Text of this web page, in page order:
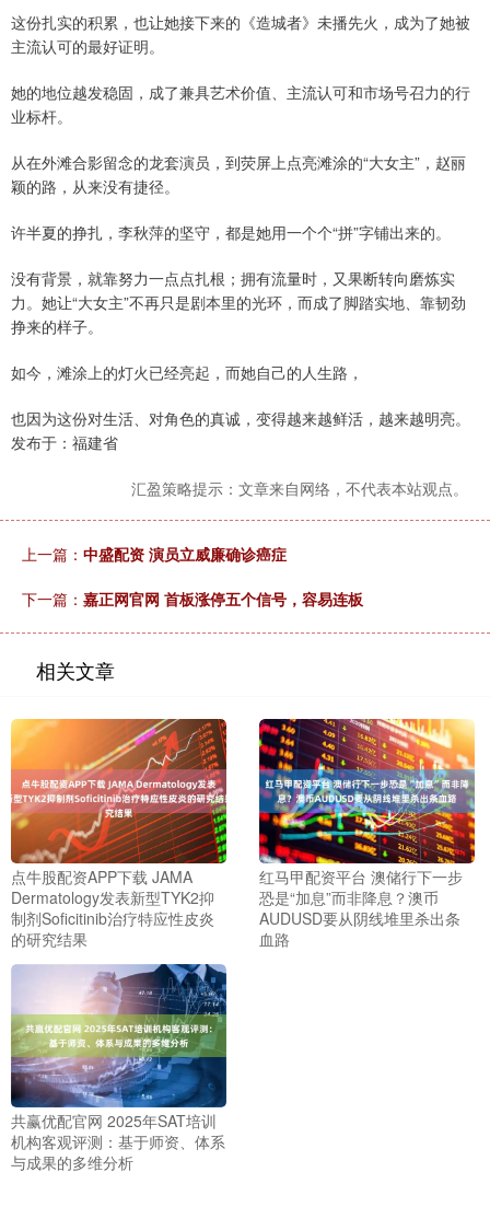
这份扎实的积累，也让她接下来的《造城者》未播先火，成为了她被
主流认可的最好证明。
她的地位越发稳固，成了兼具艺术价值、主流认可和市场号召力的行
业标杆。
从在外滩合影留念的龙套演员，到荧屏上点亮滩涂的“大女主”，赵丽
颖的路，从来没有捷径。
许半夏的挣扎，李秋萍的坚守，都是她用一个个“拼”字铺出来的。
没有背景，就靠努力一点点扎根；拥有流量时，又果断转向磨炼实
力。她让“大女主”不再只是剧本里的光环，而成了脚踏实地、靠韧劲
挣来的样子。
如今，滩涂上的灯火已经亮起，而她自己的人生路，
也因为这份对生活、对角色的真诚，变得越来越鲜活，越来越明亮。
发布于：福建省
汇盈策略提示：文章来自网络，不代表本站观点。
上一篇： 中盛配资 演员立威廉确诊癌症
下一篇： 嘉正网官网 首板涨停五个信号，容易连板
相关文章
点牛股配资APP下载 JAMA
Dermatology发表新型TYK2抑
制剂Soficitinib治疗特应性皮炎
的研究结果
红马甲配资平台 澳储行下一步
恐是“加息”而非降息？澳币
AUDUSD要从阴线堆里杀出条
血路
共赢优配官网 2025年SAT培训
机构客观评测：基于师资、体系
与成果的多维分析